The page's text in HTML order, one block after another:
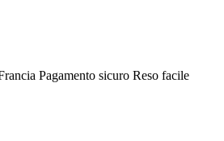
Pagamento sicuro Reso facile